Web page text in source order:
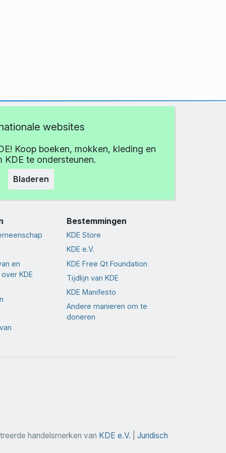
websites
Koop boeken, mokken, kleding en
KDE te ondersteunen.
Bladeren
en
KDE
Bestemmingen
KDE Store
KDE e.V.
KDE Free Qt Foundation
Tijdlijn van KDE
KDE Manifesto
Andere manieren om te
doneren
handelsmerken van KDE e.V. Juridisch